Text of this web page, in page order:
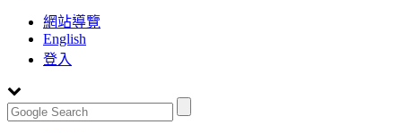
網站導覽
English
登入